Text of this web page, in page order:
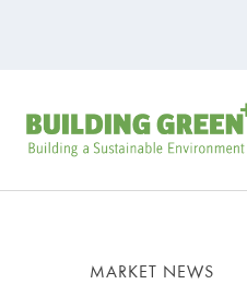
MARKET NEWS